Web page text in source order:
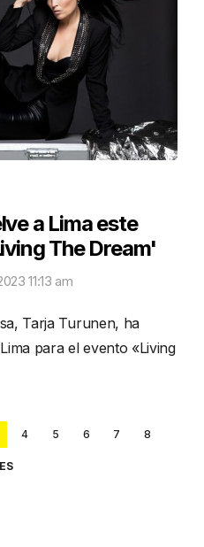
a Lima este
The Dream'
11:13 am
Tarja Turunen, ha
para el evento «Living
4 5 6 7 8